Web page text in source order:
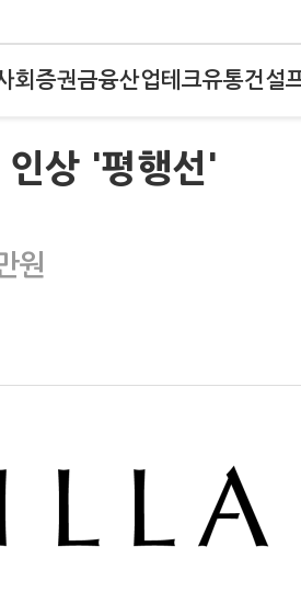
회 증권금융산업테크유통건설
인상 '평행선'
원